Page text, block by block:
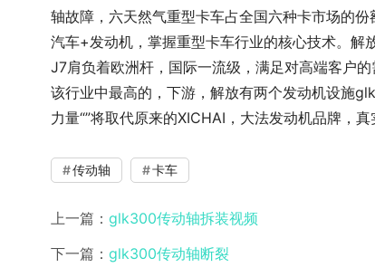
轴故障，六天然气重型卡车占全国六种卡市场的份
汽车+发动机，掌握重型卡车行业的核心技术。解
J7肩负着欧洲杆，国际一流级，满足对高端客户
该行业中最高的，下游，解放有两个发动机设施
力量“”将取代原来的XICHAI，大法发动机品牌，真
传动轴 卡车
上一篇： glk300传动轴拆装视频
下一篇： glk300传动轴断裂